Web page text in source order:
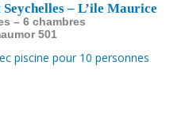
– L’ile Maurice
– 6 chambres
501